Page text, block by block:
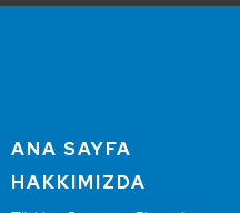
ANA SAYFA
HAKKIMIZDA